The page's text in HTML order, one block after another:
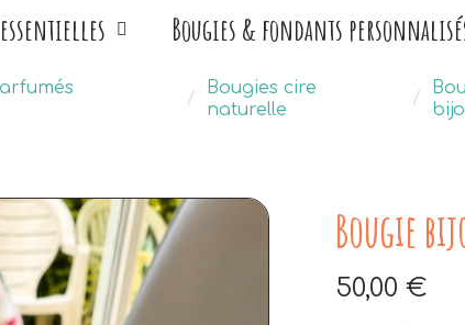
Bougies & fondants
Bougies cire
naturelle
Bougie
50,00 €